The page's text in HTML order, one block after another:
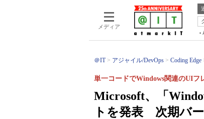
メディア
＠IT アジャイル/DevOps Coding Edge
Microsoft、「
トを発表 次期バ
単一コードでWindows関連のUIフ